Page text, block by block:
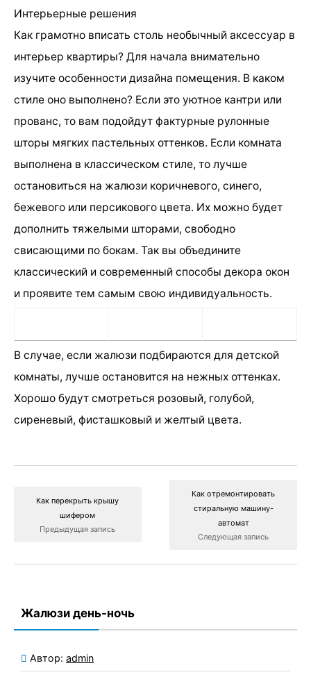
Интерьерные решения
Как грамотно вписать столь необычный аксессуар в
интерьер квартиры? Для начала внимательно
изучите особенности дизайна помещения. В каком
стиле оно выполнено? Если это уютное кантри или
прованс, то вам подойдут фактурные рулонные
шторы мягких пастельных оттенков. Если комната
выполнена в классическом стиле, то лучше
остановиться на жалюзи коричневого, синего,
бежевого или персикового цвета. Их можно будет
дополнить тяжелыми шторами, свободно
свисающими по бокам. Так вы объедините
классический и современный способы декора окон
и проявите тем самым свою индивидуальность.
В случае, если жалюзи подбираются для детской
комнаты, лучше остановится на нежных оттенках.
Хорошо будут смотреться розовый, голубой,
сиреневый, фисташковый и желтый цвета.
Как перекрыть крышу
шифером
Предыдущая запись
Как отремонтировать
стиральную машину-
автомат
Следующая запись
Жалюзи день-ночь
Автор: admin